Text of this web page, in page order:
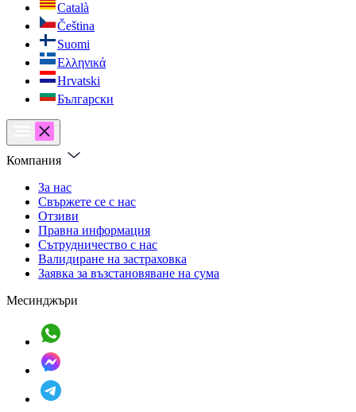
Català
Čeština
Suomi
Ελληνικά
Hrvatski
Български
Компания
За нас
Свържете се с нас
Отзиви
Правна информация
Сътрудничество с нас
Валидиране на застраховка
Заявка за възстановяване на сума
Месинджъри